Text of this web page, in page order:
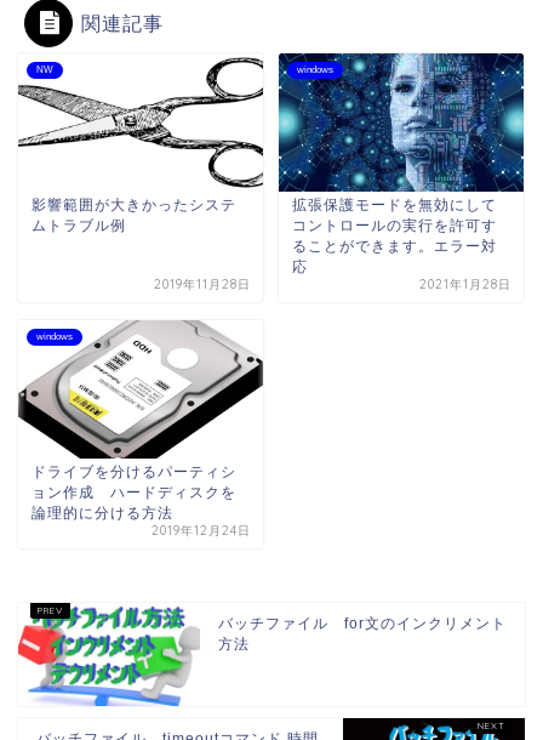
関連記事
NW
影響範囲が大きかったシステ
ムトラブル例
2019年11月28日
windows
拡張保護モードを無効にして
コントロールの実行を許可す
ることができます。エラー対
応
2021年1月28日
windows
ドライブを分けるパーティシ
ョン作成 ハードディスクを
論理的に分ける方法
2019年12月24日
バッチファイル for文のインクリメント
方法